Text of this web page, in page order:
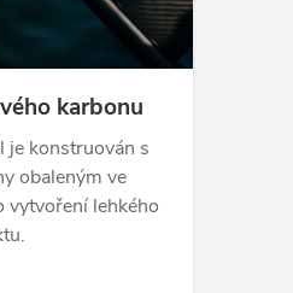
karbonu
je konstruován s
obaleným ve
vytvoření lehkého